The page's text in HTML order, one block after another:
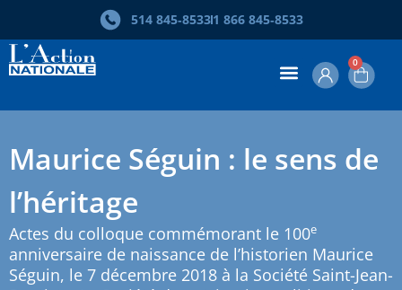
514 845‑85331 866 845‑8533
0
Maurice Séguin : le sens de
l’héritage
Actes du colloque commémorant le 100e
anniversaire de naissance de l’historien Maurice
Séguin, le 7 décembre 2018 à la Société Saint-Jean-